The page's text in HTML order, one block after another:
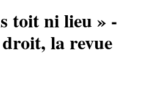
toit ni lieu » -
la revue